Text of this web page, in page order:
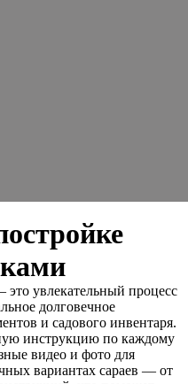
увлекательный процесс
долговечное
и садового инвентаря.
инструкцию по каждому
видео и фото для
вариантах сараев — от